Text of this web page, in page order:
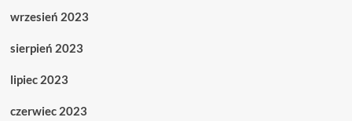
wrzesień 2023
sierpień 2023
lipiec 2023
czerwiec 2023